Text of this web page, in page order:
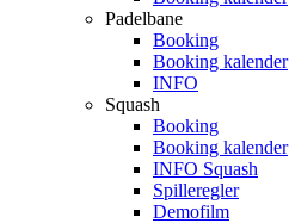
Padelbane
Booking
Booking kalender
INFO
Squash
Booking
Booking kalender
INFO Squash
Spilleregler
Demofilm